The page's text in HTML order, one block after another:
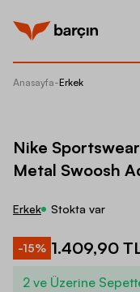
Anasayfa-Erkek
Nike
Metal Swoosh
Erkek Stokta var
-15% 1.409,90
2 ve Üzerine